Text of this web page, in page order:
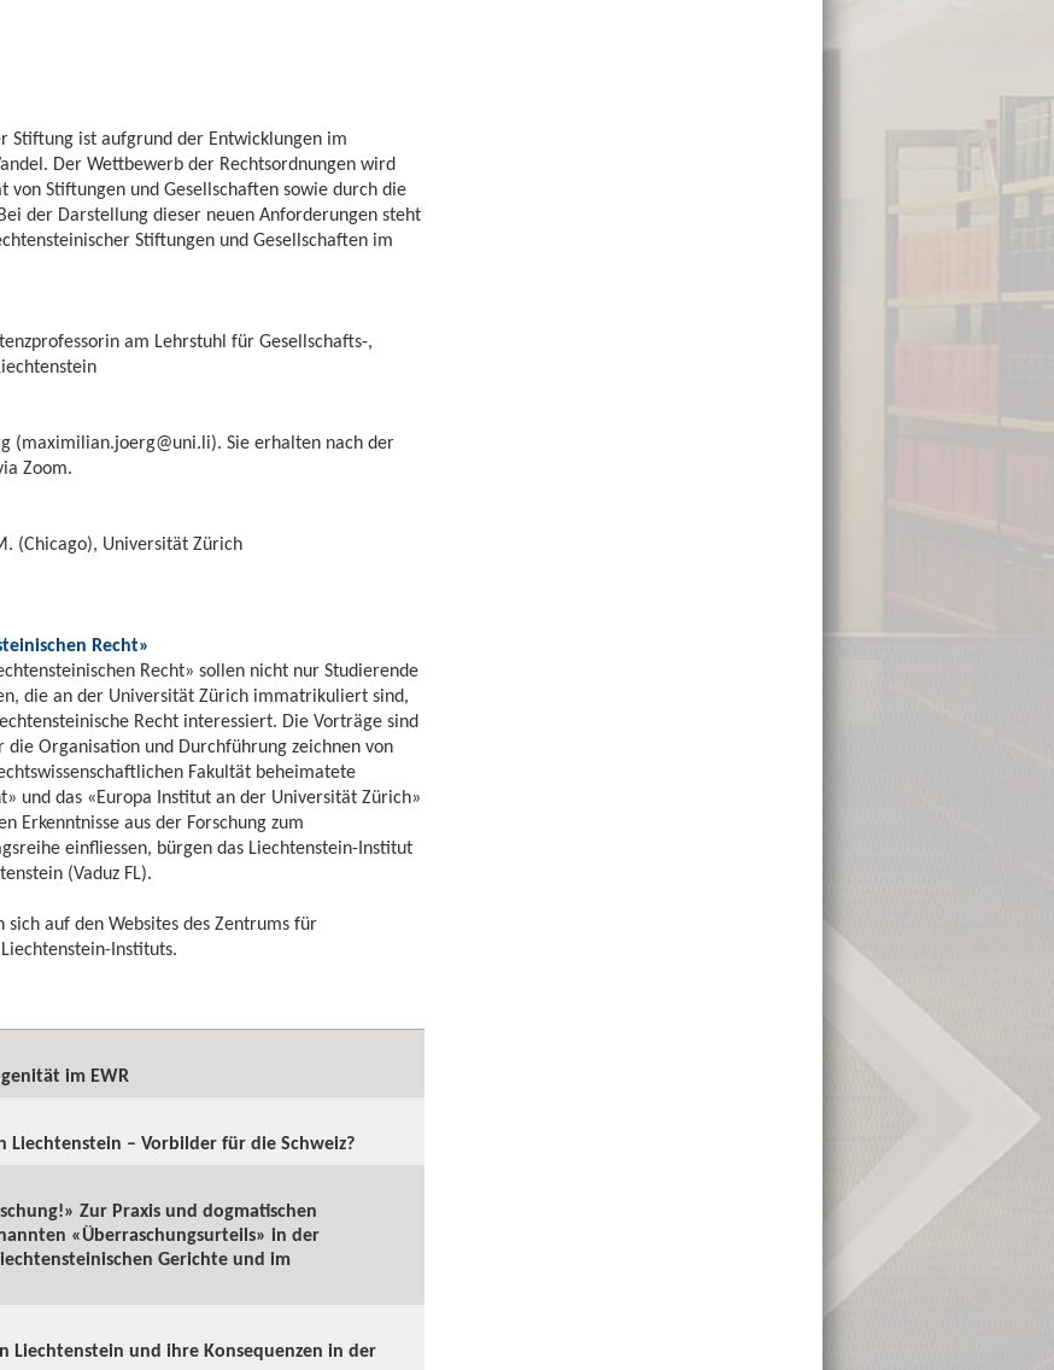
Stiftung ist aufgrund der Entwicklungen im
Der Wettbewerb der Rechtsordnungen wird
Stiftungen und Gesellschaften sowie durch die
der Darstellung dieser neuen Anforderungen steht
Stiftungen und Gesellschaften im
am Lehrstuhl für Gesellschafts-,
(maximilian.joerg@uni.li). Sie erhalten nach der
Zoom.
(Chicago), Universität Zürich
Recht»
Recht» sollen nicht nur Studierende
die an der Universität Zürich immatrikuliert sind,
Recht interessiert. Die Vorträge sind
die Organisation und Durchführung zeichnen von
Fakultät beheimatete
und das «Europa Institut an der Universität Zürich»
Erkenntnisse aus der Forschung zum
einfliessen, bürgen das Liechtenstein-Institut
(Vaduz FL).
auf den Websites des Zentrums für
Instituts.
im EWR
Liechtenstein – Vorbilder für die Schweiz?
Zur Praxis und dogmatischen
«Überraschungsurteils» in der
Gerichte und im
Liechtenstein und ihre Konsequenzen in der